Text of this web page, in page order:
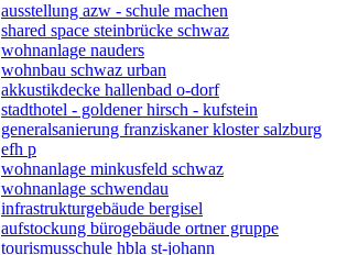
ausstellung azw - schule machen
shared space steinbrücke schwaz
wohnanlage nauders
wohnbau schwaz urban
akkustikdecke hallenbad o-dorf
stadthotel - goldener hirsch - kufstein
generalsanierung franziskaner kloster salzburg
efh p
wohnanlage minkusfeld schwaz
wohnanlage schwendau
infrastrukturgebäude bergisel
aufstockung bürogebäude ortner gruppe
tourismusschule hbla st-johann